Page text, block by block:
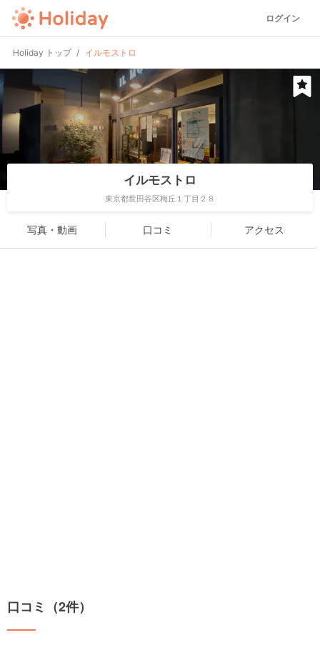
ログイン
Holiday トップ イルモストロ
イルモストロ
東京都世田谷区梅丘１丁目２８
写真・動画 口コミ アクセス
口コミ（2件）